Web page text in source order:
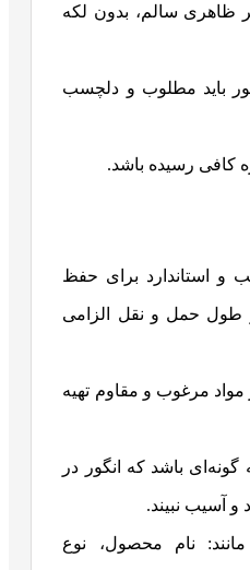
ظاهری سالم، بدون لکه
باید مطلوب و دلچسب
کافی رسیده باشد.
و استاندارد برای حفظ
طول حمل و نقل الزامی
مواد مرغوب و مقاوم تهیه
گونه‌ای باشد که انگور در
و آسیب نبیند.
مانند: نام محصول، نوع